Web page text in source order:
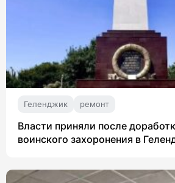
Геленджик ремонт
Власти приняли после
воинского захоронения в